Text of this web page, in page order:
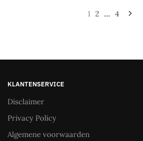
1 2 … 4
KLANTENSERVICE
Disclaimer
Privacy Policy
Algemene voorwaarden